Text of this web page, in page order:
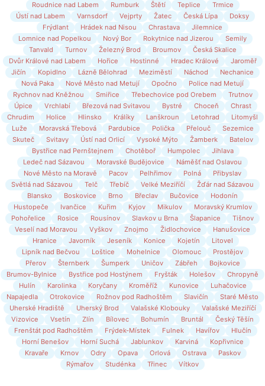
Roudnice nad Labem
Rumburk Štětí Teplice
Trmice
Ústí nad Labem
Varnsdorf Vejprty Žatec Česká Lípa
Doksy
Frýdlant
Hrádek nad Nisou Chrastava
Jilemnice
Lomnice nad Popelkou
Nový Bor Rokytnice nad Jizerou
Semily
Tanvald
Turnov Železný Brod Broumov
Česká Skalice
Dvůr Králové nad Labem
Hořice Hostinné Hradec Králové
Jaroměř
Jičín
Kopidlno Lázně Bělohrad Meziměstí Náchod
Nechanice
Nová Paka
Nové Město nad Metují Opočno
Police nad Metují
Rychnov nad Kněžnou
Smiřice Třebechovice pod Orebem
Trutnov
Úpice
Vrchlabí Březová nad Svitavou Bystré Choceň
Chrast
Chrudim
Holice Hlinsko Králíky Lanškroun Letohrad
Litomyšl
Luže
Moravská Třebová Pardubice Polička Přelouč
Sezemice
Skuteč
Svitavy Ústí nad Orlicí Vysoké Mýto Žamberk
Batelov
Bystřice nad Pernštejnem
Chotěboř Humpolec
Jihlava
Ledeč nad Sázavou
Moravské Budějovice
Náměšť nad Oslavou
Nové Město na Moravě
Pacov Pelhřimov Polná
Přibyslav
Světlá nad Sázavou
Telč Třebíč Velké Meziříčí
Žďár nad Sázavou
Blansko
Boskovice Brno Břeclav Bučovice
Hodonín
Hustopeče
Ivančice Kuřim Kyjov Mikulov
Moravský Krumlov
Pohořelice
Rosice Rousínov Slavkov u Brna Šlapanice
Tišnov
Veselí nad Moravou
Vyškov Znojmo Židlochovice
Hanušovice
Hranice
Javorník Jeseník Konice Kojetín
Litovel
Lipník nad Bečvou
Loštice Mohelnice Olomouc
Prostějov
Přerov
Šternberk Šumperk Uničov Zábřeh
Bojkovice
Brumov-Bylnice
Bystřice pod Hostýnem Fryšták Holešov
Chropyně
Hulín
Karolinka Koryčany Kroměříž Kunovice
Luhačovice
Napajedla
Otrokovice Rožnov pod Radhoštěm Slavičín
Staré Město
Uherské Hradiště
Uherský Brod Valašské Klobouky
Valašské Meziříčí
Vizovice
Vsetín Zlín Bílovec Bohumín Bruntál
Český Těšín
Frenštát pod Radhoštěm
Frýdek-Místek Fulnek Havířov
Hlučín
Horní Benešov
Horní Suchá Jablunkov Karviná
Kopřivnice
Kravaře
Krnov Odry Opava Orlová Ostrava
Paskov
Rýmařov
Studénka Třinec Vítkov